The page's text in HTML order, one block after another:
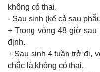
không có thai.
- Sau sinh (kể cả sau
+ Trong vòng 48 giờ sau
định.
+ Sau sinh 4 tuần trở đi,
chắc là không có thai.